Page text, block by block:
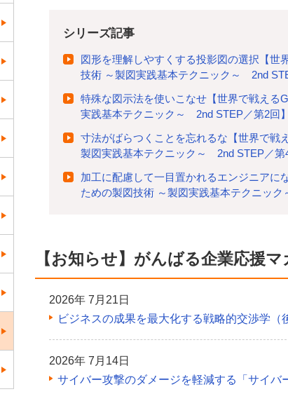
シリーズ記事
図形を理解しやすくする投影図の選択【世
技術 ～製図実践基本テクニック～ 2nd
特殊な図示法を使いこなせ【世界で戦える
実践基本テクニック～ 2nd STEP／第2回】
寸法がばらつくことを忘れるな【世界で戦
製図実践基本テクニック～ 2nd STEP／第4
加工に配慮して一目置かれるエンジニアに
ための製図技術 ～製図実践基本テクニッ
【お知らせ】がんばる企業応援
2026年 7月21日
ビジネスの成果を最大化する戦略的交渉学（
2026年 7月14日
サイバー攻撃のダメージを軽減する「サイバ